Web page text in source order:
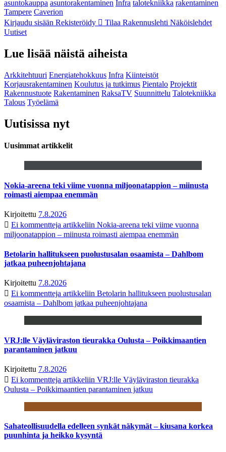
asuntokauppa asuntorakentaminen Infra talotekniikka rakentaminen
Tampere Caverion
Kirjaudu sisään Rekisteröidy Tilaa Rakennuslehti Näköislehdet
Uutiset
Lue lisää näistä aiheista
Arkkitehtuuri Energiatehokkuus Infra Kiinteistöt
Korjausrakentaminen Koulutus ja tutkimus Pientalo Projektit
Rakennustuote Rakentaminen RaksaTV Suunnittelu Talotekniikka
Talous Työelämä
Uutisissa nyt
Uusimmat artikkelit
Nokia-areena teki viime vuonna miljoonatappion – miinusta
roimasti aiempaa enemmän
Kirjoitettu 7.8.2026
Ei kommentteja artikkeliin Nokia-areena teki viime vuonna
miljoonatappion – miinusta roimasti aiempaa enemmän
Betolarin hallitukseen puolustusalan osaamista – Dahlbom
jatkaa puheenjohtajana
Kirjoitettu 7.8.2026
Ei kommentteja artikkeliin Betolarin hallitukseen puolustusalan
osaamista – Dahlbom jatkaa puheenjohtajana
VRJ:lle Väyläviraston tieurakka Oulusta – Poikkimaantien
parantaminen jatkuu
Kirjoitettu 7.8.2026
Ei kommentteja artikkeliin VRJ:lle Väyläviraston tieurakka
Oulusta – Poikkimaantien parantaminen jatkuu
Sahateollisuudella edelleen synkät näkymät – kiusana korkea
puunhinta ja heikko kysyntä